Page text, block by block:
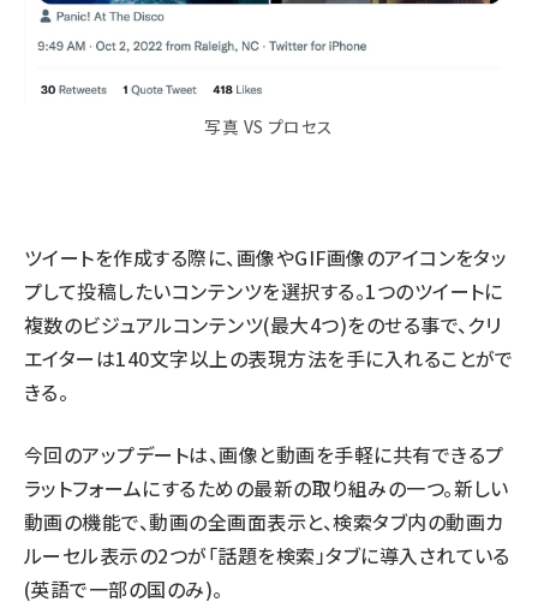
写真 VS プロセス
ツイートを作成する際に、画像やGIF画像のアイコンをタッ
プして投稿したいコンテンツを選択する。1つのツイートに
複数のビジュアルコンテンツ(最大4つ)をのせる事で、クリ
エイターは140文字以上の表現方法を手に入れることがで
きる。
今回のアップデートは、画像と動画を手軽に共有できるプ
ラットフォームにするための最新の取り組みの一つ。新しい
動画の機能で、動画の全画面表示と、検索タブ内の動画カ
ルーセル表示の2つが「話題を検索」タブに導入されている
(英語で一部の国のみ)。